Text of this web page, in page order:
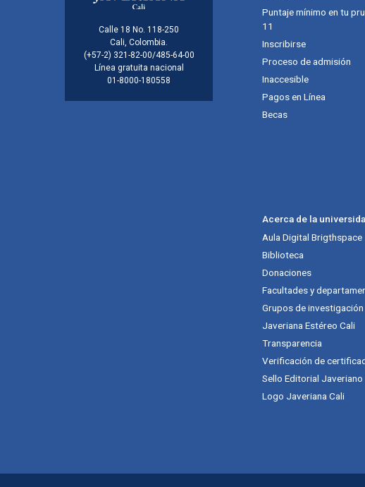
Información de la institución
Calle 18 No. 118-250
Cali, Colombia.
(+57-2) 321-82-00/485-64-00
Línea gratuita nacional
01-8000-180558
Puntaje mínimo en tu
11
Inscribirse
Proceso de admisión
Inaccesible
Pagos en Línea
Becas
Acerca de la
Aula Digital Brigthspace
Biblioteca
Donaciones
Facultades y
Grupos de investigación
Javeriana Estéreo Cali
Transparencia
Verificación de
Sello Editorial Javeriano
Logo Javeriana Cali